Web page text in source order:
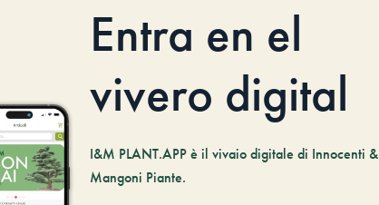
Entra en el
vivero digital
I&M PLANT.APP è il vivaio digitale di Innocenti &
Mangoni Piante.